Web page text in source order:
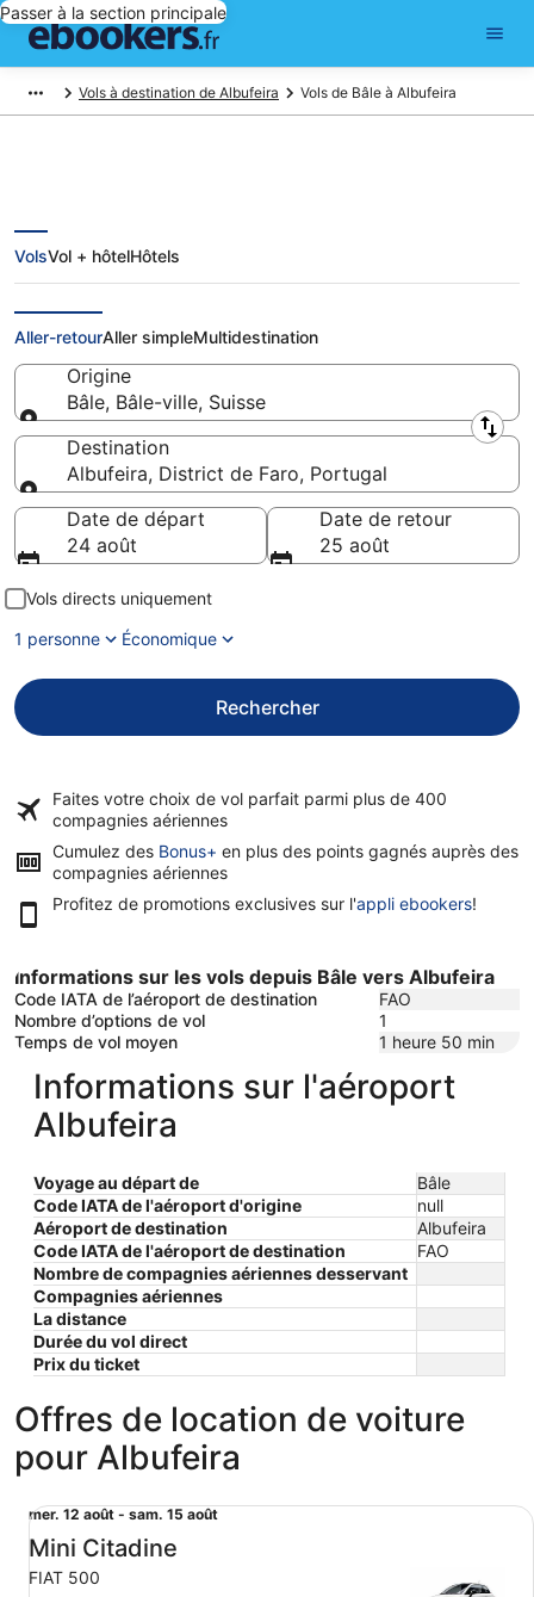
Passer à la section principale
Vols à destination de Albufeira Vols de Bâle à Albufeira
Vols pas chers de Bâle à
Albufeira
VolsVol + hôtelHôtels
Aller-retourAller simpleMultidestination
Origine
Bâle, Bâle-ville, Suisse
Origine
Destination
Albufeira, District de Faro, Portugal
Destination
Date de départ
24 août
Date de retour
25 août
Vols directs uniquement
1 personne
Économique
Rechercher
Faites votre choix de vol parfait parmi plus de 400
compagnies aériennes
Cumulez des Bonus+ en plus des points gagnés auprès des
compagnies aériennes
Profitez de promotions exclusives sur l'appli ebookers!
Informations sur les vols depuis Bâle vers Albufeira
Code IATA de l’aéroport de destination
FAO
Nombre d’options de vol
1
Temps de vol moyen
1 heure 50 min
Informations sur l'aéroport
Albufeira
Voyage au départ de
Bâle
Code IATA de l'aéroport d'origine
null
Aéroport de destination
Albufeira
Code IATA de l'aéroport de destination
FAO
Nombre de compagnies aériennes desservant
Compagnies aériennes
La distance
Durée du vol direct
Prix ​​du ticket
Offres de location de voiture
pour Albufeira
Du
mer.
12
août
mer. 12 août - sam. 15 août
Mini Citadine
FIAT 500
Mini Citadine FIAT 500